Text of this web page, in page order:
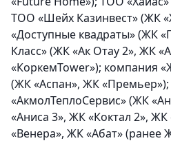
ТОО «Шейх Казинвест» (ЖК
«Доступные квадраты» (ЖК
Класс» (ЖК «Ак Отау 2», ЖК
«КоркемTower»); компания
(ЖК «Аспан», ЖК
«АкмолТеплоСервис» (ЖК
«Аниса 3», ЖК «Коктал 2»,
«Венера», ЖК «Абат» (ранее